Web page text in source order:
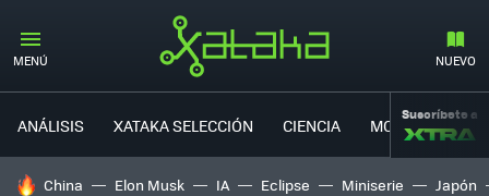
MENÚ NUEVO
ANÁLISIS XATAKA SELECCIÓN CIENCIA MOVILIDAD
Suscríbete a
HOY SE HABLA DE
China Elon Musk IA Eclipse Miniserie Japón